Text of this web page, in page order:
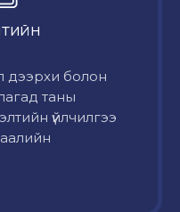
дээрхи болон
таны
үйлчилгээ